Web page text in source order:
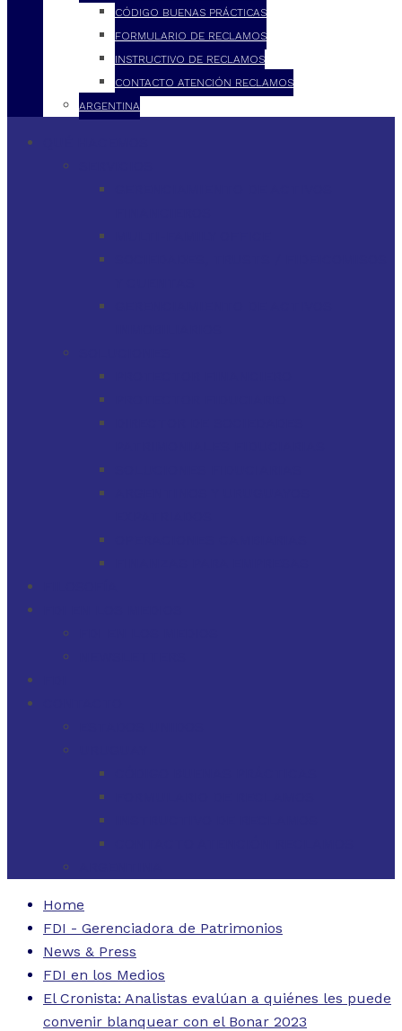
CÓDIGO BUENAS PRÁCTICAS
FORMULARIO DE RECLAMOS
INSTRUCTIVO DE RECLAMOS
CONTACTO ATENCIÓN RECLAMOS
ARGENTINA
Home
FDI - Gerenciadora de Patrimonios
News & Press
FDI en los Medios
El Cronista: Analistas evalúan a quiénes les puede
convenir blanquear con el Bonar 2023